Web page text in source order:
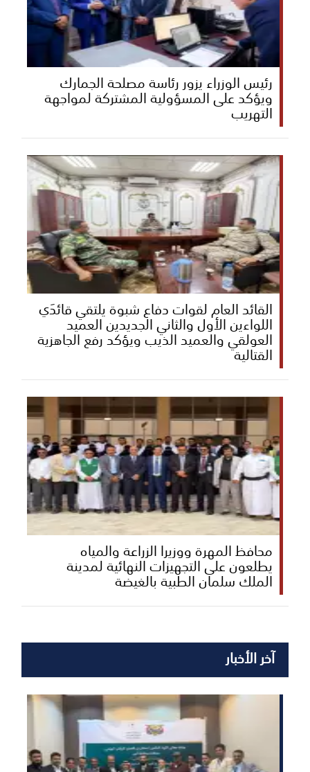
رئيس الوزراء يزور رئاسة مصلحة الجمارك
ويؤكد على المسؤولية المشتركة لمواجهة
التهريب
القائد العام لقوات دفاع شبوة يلتقي قائدَي
اللواءين الأول والثاني الجديدين العميد
العولقي والعميد الذيب ويؤكد رفع الجاهزية
القتالية
محافظ المهرة ووزيرا الزراعة والمياه
يطلعون على التجهيزات النهائية لمدينة
الملك سلمان الطبية بالغيضة
آخر الأخبار